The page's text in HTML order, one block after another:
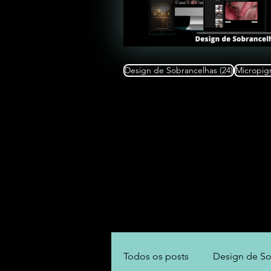
Design de Sobrancelhas (24)24 posts
Todos os posts Design de